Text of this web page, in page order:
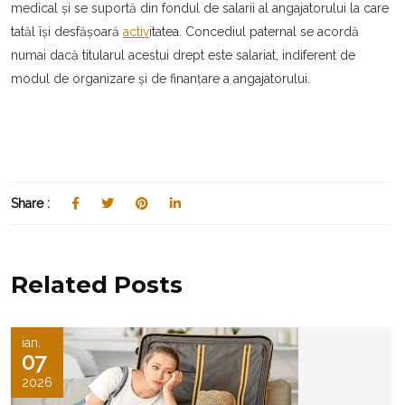
medical și se suportă din fondul de salarii al angajatorului la care
tatăl își desfășoară activitatea. Concediul paternal se acordă
numai dacă titularul acestui drept este salariat, indiferent de
modul de organizare și de finanțare a angajatorului.
Share :
Related Posts
ian.
07
2026